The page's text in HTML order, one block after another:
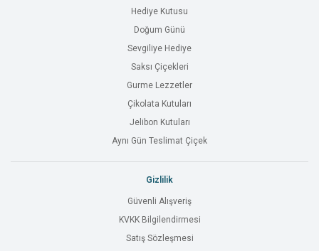
Hediye Kutusu
Doğum Günü
Sevgiliye Hediye
Saksı Çiçekleri
Gurme Lezzetler
Çikolata Kutuları
Jelibon Kutuları
Aynı Gün Teslimat Çiçek
Gizlilik
Güvenli Alışveriş
KVKK Bilgilendirmesi
Satış Sözleşmesi